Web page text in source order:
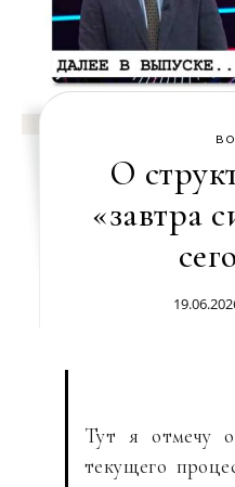
О
«завтра
Тут я отмечу
текущего